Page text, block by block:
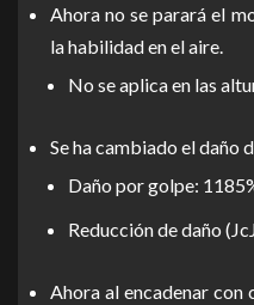
Ahora no se parará el
la habilidad en el aire.
No se aplica en las
Se ha cambiado el daño
Daño por golpe:
Reducción de daño
Ahora al encadenar